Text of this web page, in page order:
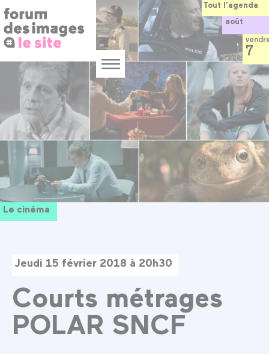
Panneau de gestion des cookies
au
contenu
principal
Menu
Le cinéma
Jeudi 15 février 2018 à 20h30
Courts métrages
POLAR SNCF
Tout l’agenda
août
7